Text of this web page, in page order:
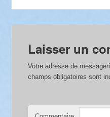
Laisser un
Votre adresse de
champs obligatoires sont